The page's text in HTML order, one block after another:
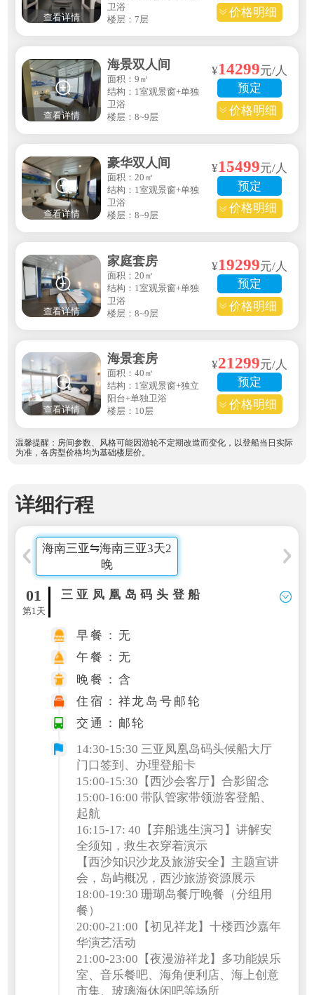
查看详情
卫浴
楼层：7层
价格明细
查看详情
海景双人间
面积：9㎡
结构：1室观景窗+单独
卫浴
楼层：8~9层
¥14299元/人
预定
价格明细
查看详情
豪华双人间
面积：20㎡
结构：1室观景窗+单独
卫浴
楼层：8~9层
¥15499元/人
预定
价格明细
查看详情
家庭套房
面积：20㎡
结构：1室观景窗+单独
卫浴
楼层：8~9层
¥19299元/人
预定
价格明细
查看详情
海景套房
面积：40㎡
结构：1室观景窗+独立
阳台+单独卫浴
楼层：10层
¥21299元/人
预定
价格明细
温馨提醒：房间参数、风格可能因游轮不定期改造而变化，以登船当日实际
为准，各房型价格均为基础楼层价。
详细行程
海南三亚⇋海南三亚3天2
晚
01
第1天
三亚凤凰岛码头登船
早餐：无
午餐：无
晚餐：含
住宿：祥龙岛号邮轮
交通：邮轮
14:30-15:30 三亚凤凰岛码头候船大厅
门口签到、办理登船卡
15:00-15:30 【西沙会客厅】合影留念
15:00-16:00 带队管家带领游客登船、
起航
16:15-17: 40【弃船逃生演习】讲解安
全须知，救生衣穿着演示
【西沙知识沙龙及旅游安全】主题宣讲
会，岛屿概况，西沙旅游资源展示
18:00-19:30 珊瑚岛餐厅晚餐（分组用
餐）
20:00-21:00【初见祥龙】十楼西沙嘉年
华演艺活动
21:00-23:00【夜漫游祥龙】多功能娱乐
室、音乐餐吧、海角便利店、海上创意
市集、玻璃海休闲吧等场所